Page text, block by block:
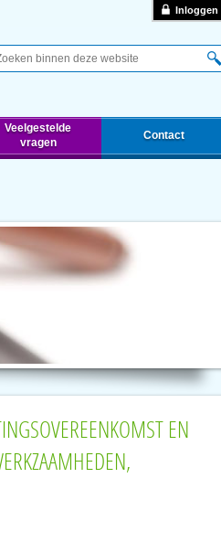
Inloggen
Q
Veelgestelde
vragen
Contact
EN